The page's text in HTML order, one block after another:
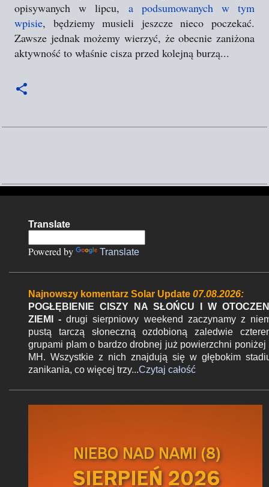
opisywanych w lipcu, a podsumowanych w tym
wpisie, będziemy musieli jeszcze nieco poczekać.
Zawsze jednak możemy wierzyć, że obecnie zaniżona
aktywność to właśnie cisza przed kolejną burzą...
e
Translate
Powered by Translate
Najnowszy komentarz Solar Update 07.08.2026:
POGŁĘBIENIE CISZY NA SŁOŃCU I W
ZIEMI - drugi sierpniowy weekend zaczynamy z
pustą tarczą słoneczną ozdobioną zaledwie
grupami plam o bardzo drobnej już powierzchni poniżej
MH. Wszystkie z nich znajdują się w głębokim
zanikania, co więcej trzy...Czytaj całość